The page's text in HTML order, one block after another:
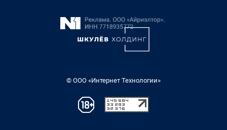
© ООО «Интернет Технологии»